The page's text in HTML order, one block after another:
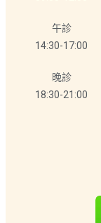
午診
14:30-17:00
晚診
18:30-21:00